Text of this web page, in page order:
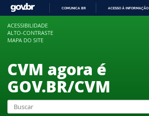
COMUNICA BR ACESSO À INFORMAÇÃO
ACESSIBILIDADE
ALTO-CONTRASTE
MAPA DO SITE
CVM agora é
GOV.BR/CVM